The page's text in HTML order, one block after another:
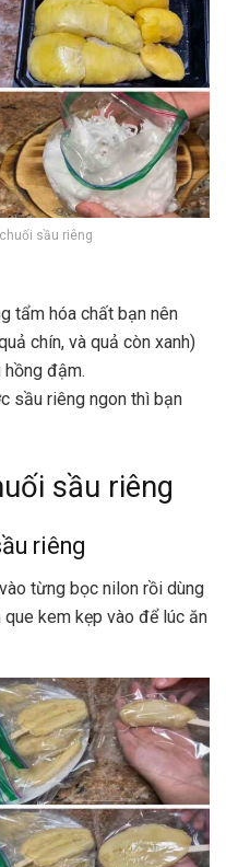
sầu riêng
tẩm hóa chất bạn nên
chín, và quả còn xanh)
đậm.
sầu riêng ngon thì bạn
sầu riêng
riêng
từng bọc nilon rồi dùng
kem kẹp vào để lúc ăn